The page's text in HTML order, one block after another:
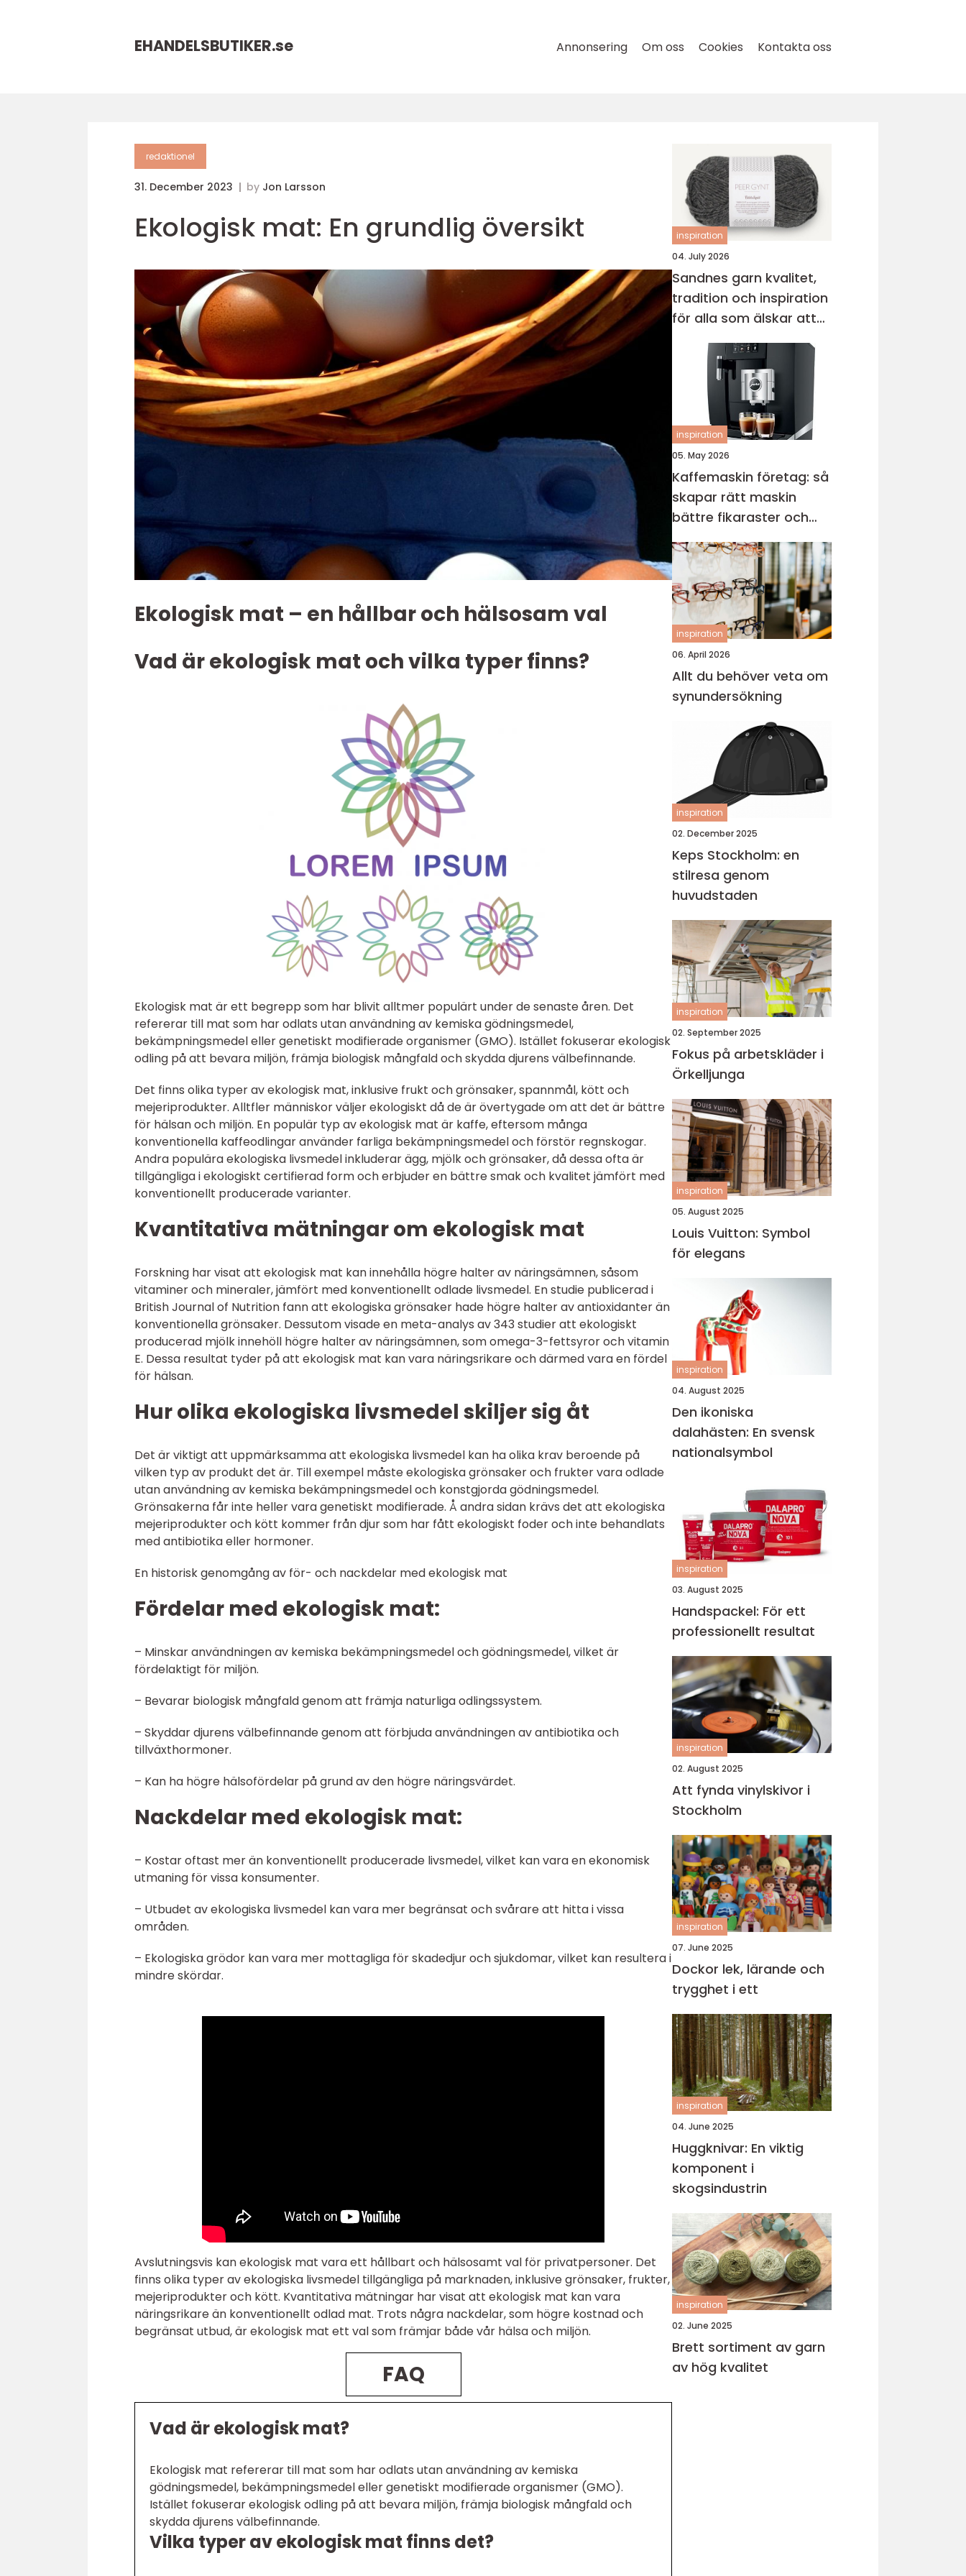
EHANDELSBUTIKER.se Annonsering Om oss Cookies Kontakta oss
redaktionel
31. December 2023 by Jon Larsson
Ekologisk mat: En grundlig översikt
Ekologisk mat – en hållbar och hälsosam val
Vad är ekologisk mat och vilka typer finns?
Ekologisk mat är ett begrepp som har blivit alltmer populärt under de senaste åren. Det
refererar till mat som har odlats utan användning av kemiska gödningsmedel,
bekämpningsmedel eller genetiskt modifierade organismer (GMO). Istället fokuserar ekologisk
odling på att bevara miljön, främja biologisk mångfald och skydda djurens välbefinnande.
Det finns olika typer av ekologisk mat, inklusive frukt och grönsaker, spannmål, kött och
mejeriprodukter. Alltfler människor väljer ekologiskt då de är övertygade om att det är bättre
för hälsan och miljön. En populär typ av ekologisk mat är kaffe, eftersom många
konventionella kaffeodlingar använder farliga bekämpningsmedel och förstör regnskogar.
Andra populära ekologiska livsmedel inkluderar ägg, mjölk och grönsaker, då dessa ofta är
tillgängliga i ekologiskt certifierad form och erbjuder en bättre smak och kvalitet jämfört med
konventionellt producerade varianter.
Kvantitativa mätningar om ekologisk mat
Forskning har visat att ekologisk mat kan innehålla högre halter av näringsämnen, såsom
vitaminer och mineraler, jämfört med konventionellt odlade livsmedel. En studie publicerad i
British Journal of Nutrition fann att ekologiska grönsaker hade högre halter av antioxidanter än
konventionella grönsaker. Dessutom visade en meta-analys av 343 studier att ekologiskt
producerad mjölk innehöll högre halter av näringsämnen, som omega-3-fettsyror och vitamin
E. Dessa resultat tyder på att ekologisk mat kan vara näringsrikare och därmed vara en fördel
för hälsan.
Hur olika ekologiska livsmedel skiljer sig åt
Det är viktigt att uppmärksamma att ekologiska livsmedel kan ha olika krav beroende på
vilken typ av produkt det är. Till exempel måste ekologiska grönsaker och frukter vara odlade
utan användning av kemiska bekämpningsmedel och konstgjorda gödningsmedel.
Grönsakerna får inte heller vara genetiskt modifierade. Å andra sidan krävs det att ekologiska
mejeriprodukter och kött kommer från djur som har fått ekologiskt foder och inte behandlats
med antibiotika eller hormoner.
En historisk genomgång av för- och nackdelar med ekologisk mat
Fördelar med ekologisk mat:
– Minskar användningen av kemiska bekämpningsmedel och gödningsmedel, vilket är
fördelaktigt för miljön.
– Bevarar biologisk mångfald genom att främja naturliga odlingssystem.
– Skyddar djurens välbefinnande genom att förbjuda användningen av antibiotika och
tillväxthormoner.
– Kan ha högre hälsofördelar på grund av den högre näringsvärdet.
Nackdelar med ekologisk mat:
– Kostar oftast mer än konventionellt producerade livsmedel, vilket kan vara en ekonomisk
utmaning för vissa konsumenter.
– Utbudet av ekologiska livsmedel kan vara mer begränsat och svårare att hitta i vissa
områden.
– Ekologiska grödor kan vara mer mottagliga för skadedjur och sjukdomar, vilket kan resultera i
mindre skördar.
Avslutningsvis kan ekologisk mat vara ett hållbart och hälsosamt val för privatpersoner. Det
finns olika typer av ekologiska livsmedel tillgängliga på marknaden, inklusive grönsaker, frukter,
mejeriprodukter och kött. Kvantitativa mätningar har visat att ekologisk mat kan vara
näringsrikare än konventionellt odlad mat. Trots några nackdelar, som högre kostnad och
begränsat utbud, är ekologisk mat ett val som främjar både vår hälsa och miljön.
FAQ
Vad är ekologisk mat?
Ekologisk mat refererar till mat som har odlats utan användning av kemiska
gödningsmedel, bekämpningsmedel eller genetiskt modifierade organismer (GMO).
Istället fokuserar ekologisk odling på att bevara miljön, främja biologisk mångfald och
skydda djurens välbefinnande.
Vilka typer av ekologisk mat finns det?
inspiration
04. July 2026
Sandnes garn kvalitet,
tradition och inspiration
för alla som älskar att
sticka
inspiration
05. May 2026
Kaffemaskin företag: så
skapar rätt maskin
bättre fikaraster och
nöjdare medarbetare
inspiration
06. April 2026
Allt du behöver veta om
synundersökning
inspiration
02. December 2025
Keps Stockholm: en
stilresa genom
huvudstaden
inspiration
02. September 2025
Fokus på arbetskläder i
Örkelljunga
inspiration
05. August 2025
Louis Vuitton: Symbol
för elegans
inspiration
04. August 2025
Den ikoniska
dalahästen: En svensk
nationalsymbol
inspiration
03. August 2025
Handspackel: För ett
professionellt resultat
inspiration
02. August 2025
Att fynda vinylskivor i
Stockholm
inspiration
07. June 2025
Dockor lek, lärande och
trygghet i ett
inspiration
04. June 2025
Huggknivar: En viktig
komponent i
skogsindustrin
inspiration
02. June 2025
Brett sortiment av garn
av hög kvalitet